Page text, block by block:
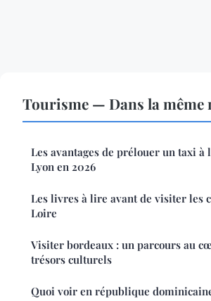
Tourisme — Dans la
Les avantages de prélouer un taxi à
Lyon en 2026
Les livres à lire avant de visiter les
Loire
Visiter bordeaux : un parcours au
trésors culturels
Quoi voir en république